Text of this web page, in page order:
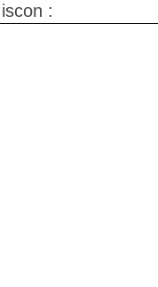
: